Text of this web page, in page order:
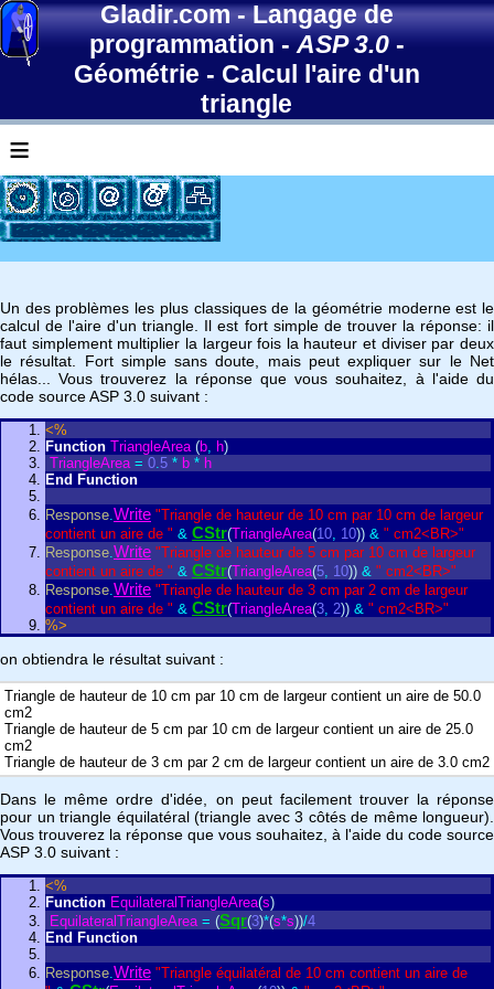
Gladir.com-Langage de
programmation-ASP 3.0-
Géométrie - Calcul l'aire d'un
triangle
≡
Un des problèmes les plus classiques de la géométrie moderne est le
calcul de l'aire d'un triangle. Il est fort simple de trouver la réponse: il
faut simplement multiplier la largeur fois la hauteur et diviser par deux
le résultat. Fort simple sans doute, mais peut expliquer sur le Net
hélas... Vous trouverez la réponse que vous souhaitez, à l'aide du
code source ASP 3.0 suivant :
<%
Function TriangleArea (b, h)
TriangleArea = 0.5 * b * h
End Function
Response.Write "Triangle de hauteur de 10 cm par 10 cm de largeur
contient un aire de " & CStr(TriangleArea(10, 10)) & " cm2<BR>"
Response.Write "Triangle de hauteur de 5 cm par 10 cm de largeur
contient un aire de " & CStr(TriangleArea(5, 10)) & " cm2<BR>"
Response.Write "Triangle de hauteur de 3 cm par 2 cm de largeur
contient un aire de " & CStr(TriangleArea(3, 2)) & " cm2<BR>"
%>
on obtiendra le résultat suivant :
Triangle de hauteur de 10 cm par 10 cm de largeur contient un aire de 50.0
cm2
Triangle de hauteur de 5 cm par 10 cm de largeur contient un aire de 25.0
cm2
Triangle de hauteur de 3 cm par 2 cm de largeur contient un aire de 3.0 cm2
Dans le même ordre d'idée, on peut facilement trouver la réponse
pour un triangle équilatéral (triangle avec 3 côtés de même longueur).
Vous trouverez la réponse que vous souhaitez, à l'aide du code source
ASP 3.0 suivant :
<%
Function EquilateralTriangleArea(s)
EquilateralTriangleArea = (Sqr(3)*(s*s))/4
End Function
Response.Write "Triangle équilatéral de 10 cm contient un aire de